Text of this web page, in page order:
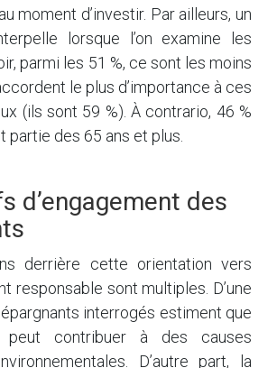
moment d’investir. Par ailleurs, un
lorsque l’on examine les
parmi les 51 %, ce sont les moins
le plus d’importance à ces
(ils sont 59 %). À contrario, 46 %
partie des 65 ans et plus.
d’engagement des
derrière cette orientation vers
responsable sont multiples. D’une
interrogés estiment que
peut contribuer à des causes
D’autre part, la